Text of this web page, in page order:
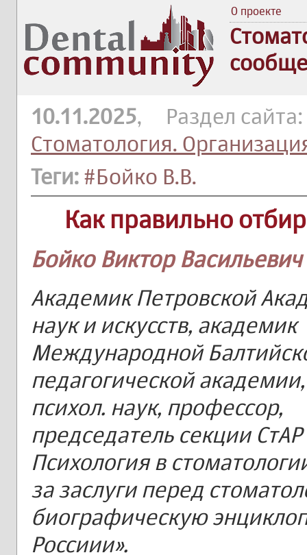
О проекте
10.11.2025, Раздел сайта:
Стоматология.
Теги: #Бойко В.В.
Как правильно
Бойко Виктор Васильевич
Академик Петровской
наук и искусств, академик
Международной
педагогической
психол. наук, профессор,
председатель секции СтАР
Психология в
за заслуги перед
биографическую
Россиии».